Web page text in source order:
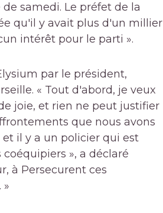
samedi. Le préfet de la
qu'il y avait plus d'un millier
intérêt pour le parti ».
par le président,
« Tout d'abord, je veux
joie, et rien ne peut justifier
que nous avons
il y a un policier qui est
», a déclaré
à Persecurent ces
»